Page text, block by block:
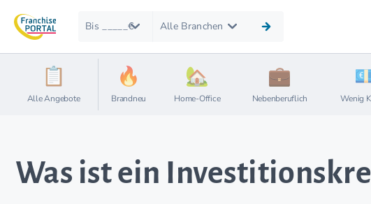
Bis _____€ Alle Branchen
Alle Angebote Brandneu Home-Office Nebenberuflich Wenig
Was ist ein